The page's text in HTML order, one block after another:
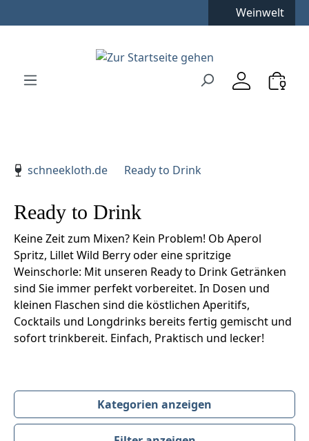
Zur Hauptnavigation springen
Weinwelt
schneekloth.de
Ready to Drink
Ready to Drink
Keine Zeit zum Mixen? Kein Problem! Ob Aperol
Spritz, Lillet Wild Berry oder eine spritzige
Weinschorle: Mit unseren Ready to Drink Getränken
sind Sie immer perfekt vorbereitet. In Dosen und
kleinen Flaschen sind die köstlichen Aperitifs,
Cocktails und Longdrinks bereits fertig gemischt und
sofort trinkbereit. Einfach, Praktisch und lecker!
Kategorien anzeigen